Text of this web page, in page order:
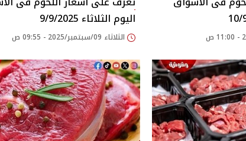
اليوم الثلاثاء 9/9/2025
الثلاثاء 09/سبتمبر/2025 - 09:55 ص